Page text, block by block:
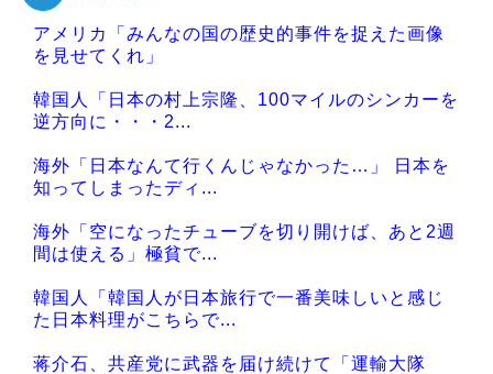
Powered by livedoor 相互RSS
アメリカ「みんなの国の歴史的事件を捉えた画像
を見せてくれ」
韓国人「日本の村上宗隆、100マイルのシンカーを
逆方向に・・・2...
海外「日本なんて行くんじゃなかった…」 日本を
知ってしまったディ...
海外「空になったチューブを切り開けば、あと2週
間は使える」極貧で...
韓国人「韓国人が日本旅行で一番美味しいと感じ
た日本料理がこちらで...
蒋介石、共産党に武器を届け続けて「運輸大隊